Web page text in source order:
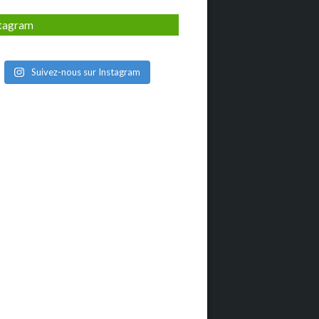
Suivez-nous sur Instagram